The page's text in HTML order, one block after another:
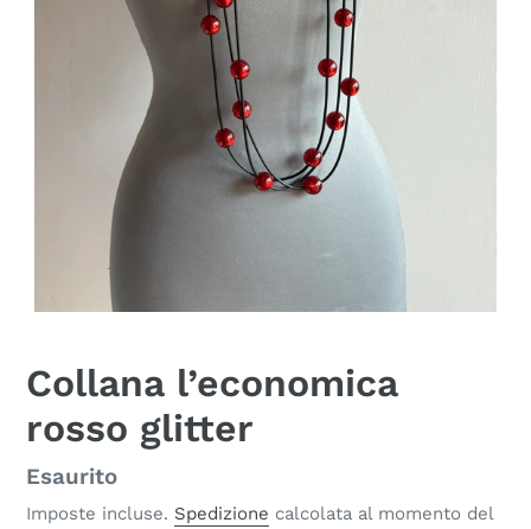
Collana l’economica
rosso glitter
Disponibilità
Esaurito
Imposte incluse. Spedizione calcolata al momento del